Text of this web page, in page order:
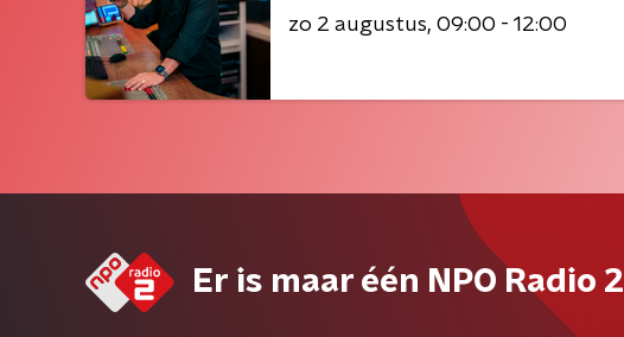
zo 2 augustus 09:00 - 12:00
Er is maar één NPO Radio 2